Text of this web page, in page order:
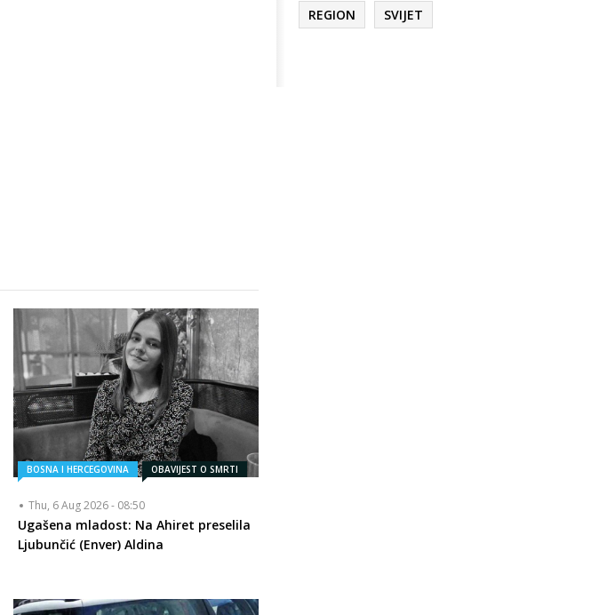
BOSNA I HERCEGOVINA OBAVIJEST O SMRTI
Thu, 6 Aug 2026 - 08:50
Ugašena mladost: Na Ahiret preselila
Ljubunčić (Enver) Aldina
REGION SVIJET